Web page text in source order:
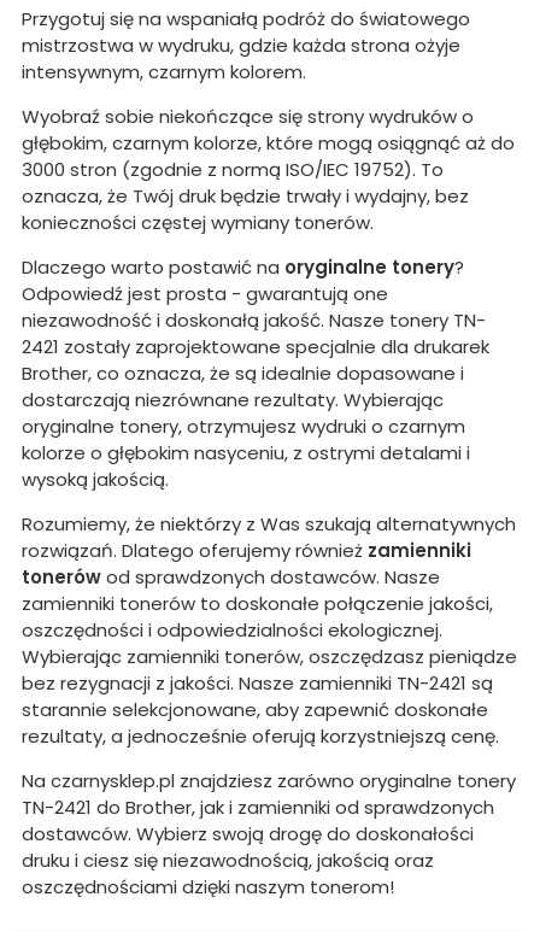
Przygotuj się na wspaniałą podróż do światowego
mistrzostwa w wydruku, gdzie każda strona ożyje
intensywnym, czarnym kolorem.
Wyobraź sobie niekończące się strony wydruków o
głębokim, czarnym kolorze, które mogą osiągnąć aż do
3000 stron (zgodnie z normą ISO/IEC 19752). To
oznacza, że Twój druk będzie trwały i wydajny, bez
konieczności częstej wymiany tonerów.
Dlaczego warto postawić na oryginalne tonery?
Odpowiedź jest prosta - gwarantują one
niezawodność i doskonałą jakość. Nasze tonery TN-
2421 zostały zaprojektowane specjalnie dla drukarek
Brother, co oznacza, że są idealnie dopasowane i
dostarczają niezrównane rezultaty. Wybierając
oryginalne tonery, otrzymujesz wydruki o czarnym
kolorze o głębokim nasyceniu, z ostrymi detalami i
wysoką jakością.
Rozumiemy, że niektórzy z Was szukają alternatywnych
rozwiązań. Dlatego oferujemy również zamienniki
tonerówod sprawdzonych dostawców. Nasze
zamienniki tonerów to doskonałe połączenie jakości,
oszczędności i odpowiedzialności ekologicznej.
Wybierając zamienniki tonerów, oszczędzasz pieniądze
bez rezygnacji z jakości. Nasze zamienniki TN-2421 są
starannie selekcjonowane, aby zapewnić doskonałe
rezultaty, a jednocześnie oferują korzystniejszą cenę.
Na czarnysklep.pl znajdziesz zarówno oryginalne tonery
TN-2421 do Brother, jak i zamienniki od sprawdzonych
dostawców. Wybierz swoją drogę do doskonałości
druku i ciesz się niezawodnością, jakością oraz
oszczędnościami dzięki naszym tonerom!